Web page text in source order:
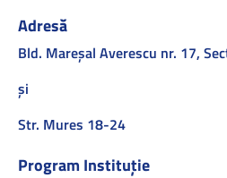
Adresă
Bld. Mareşal Averescu nr. 17,
și
Str. Mures 18-24
Program Instituție